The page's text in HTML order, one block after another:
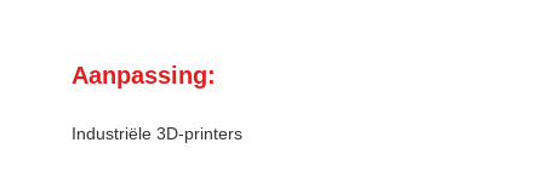
Aanpassing:
Industriële 3D-printers